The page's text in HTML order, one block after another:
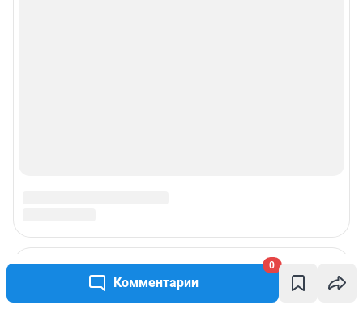
Комментарии
0